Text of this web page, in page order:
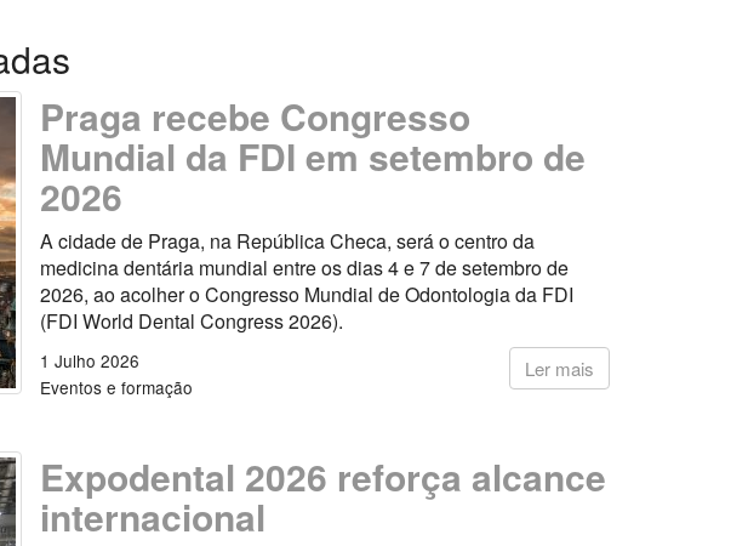
Praga recebe Congresso
Mundial da FDI em setembro de
2026
A cidade de Praga, na República Checa, será o centro da
medicina dentária mundial entre os dias 4 e 7 de setembro de
2026, ao acolher o Congresso Mundial de Odontologia da FDI
(FDI World Dental Congress 2026).
Ler mais
1 Julho 2026
Eventos e formação
Expodental 2026 reforça alcance
internacional